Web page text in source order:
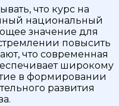
что курс на
национальный
значение для
повысить
что современная
широкому
в формировании
развития